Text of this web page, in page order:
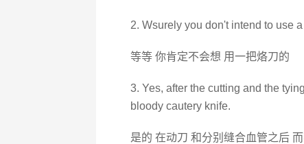
2. Wsurely you don't intend to use
等等 你肯定不会想 用一把烙刀的
3. Yes, after the cutting and the
bloody cautery knife.
是的 在动刀 和分别缝合血管之后